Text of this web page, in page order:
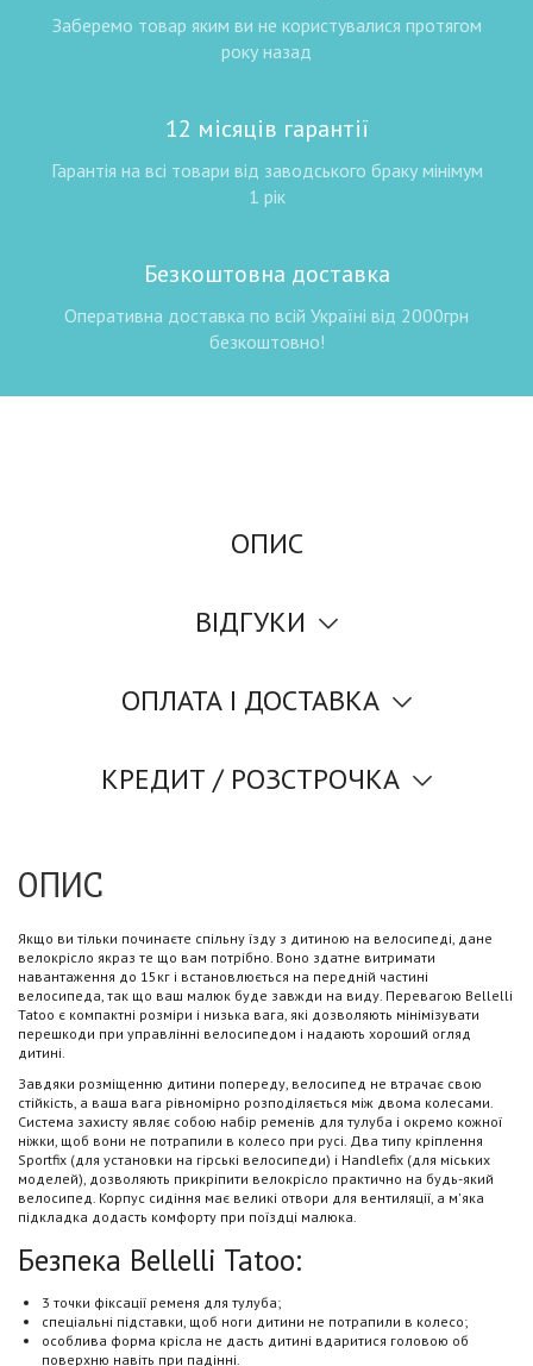
Заберемо товар яким ви не користувалися протягом
року назад
12 місяців гарантії
Гарантія на всі товари від заводського браку мінімум
1 рік
Безкоштовна доставка
Оперативна доставка по всій Україні від 2000грн
безкоштовно!
ОПИС
ВІДГУКИ
ОПЛАТА І ДОСТАВКА
КРЕДИТ / РОЗСТРОЧКА
ОПИС
Якщо ви тільки починаєте спільну їзду з дитиною на велосипеді, дане
велокрісло якраз те що вам потрібно. Воно здатне витримати
навантаження до 15кг і встановлюється на передній частині
велосипеда, так що ваш малюк буде завжди на виду. Перевагою Bellelli
Tatoo є компактні розміри і низька вага, які дозволяють мінімізувати
перешкоди при управлінні велосипедом і надають хороший огляд
дитині.
Завдяки розміщенню дитини попереду, велосипед не втрачає свою
стійкість, а ваша вага рівномірно розподіляється між двома колесами.
Система захисту являє собою набір ременів для тулуба і окремо кожної
ніжки, щоб вони не потрапили в колесо при русі. Два типу кріплення
Sportfix (для установки на гірські велосипеди) і Handlefix (для міських
моделей), дозволяють прикріпити велокрісло практично на будь-який
велосипед. Корпус сидіння має великі отвори для вентиляції, а м'яка
підкладка додасть комфорту при поїздці малюка.
Безпека Bellelli Tatoo:
3 точки фіксації ременя для тулуба;
спеціальні підставки, щоб ноги дитини не потрапили в колесо;
особлива форма крісла не дасть дитині вдаритися головою об
поверхню навіть при падінні.